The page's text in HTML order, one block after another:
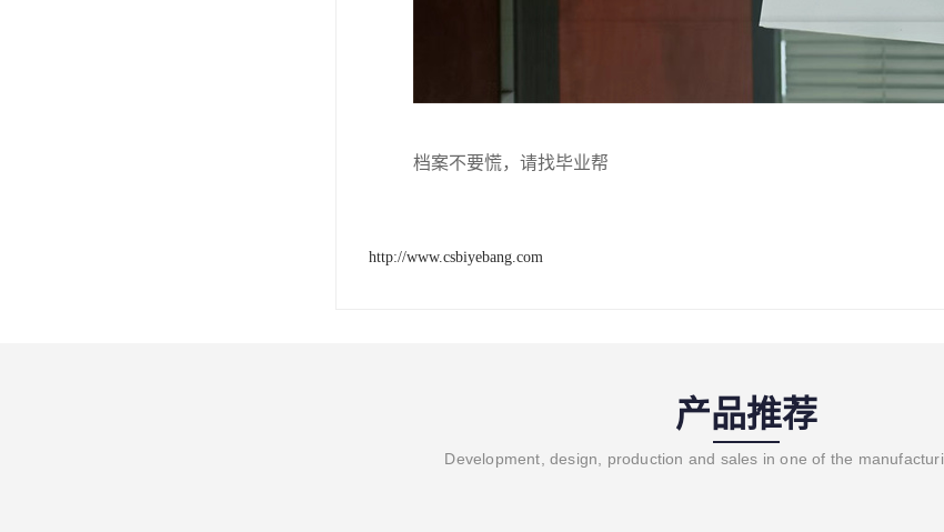
档案不要慌，请找毕业帮
http://www.csbiyebang.com
产品推荐
Development, design, production and sales in one of the